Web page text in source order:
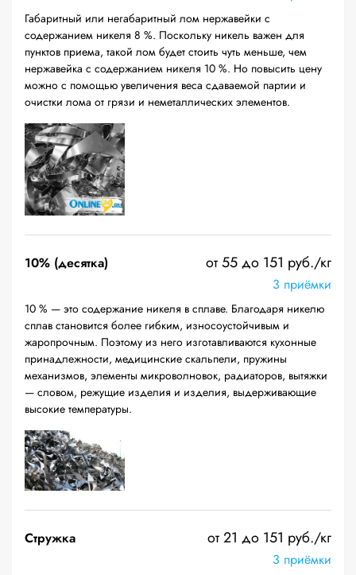
Габаритный или негабаритный лом нержавейки с
содержанием никеля 8 %. Поскольку никель важен для
пунктов приема, такой лом будет стоить чуть меньше, чем
нержавейка с содержанием никеля 10 %. Но повысить цену
можно с помощью увеличения веса сдаваемой партии и
очистки лома от грязи и неметаллических элементов.
10% (десятка) от 55 до 151 руб./кг
3 приёмки
10 % — это содержание никеля в сплаве. Благодаря никелю
сплав становится более гибким, износоустойчивым и
жаропрочным. Поэтому из него изготавливаются кухонные
принадлежности, медицинские скальпели, пружины
механизмов, элементы микроволновок, радиаторов, вытяжки
— словом, режущие изделия и изделия, выдерживающие
высокие температуры.
Стружка от 21 до 151 руб./кг
3 приёмки